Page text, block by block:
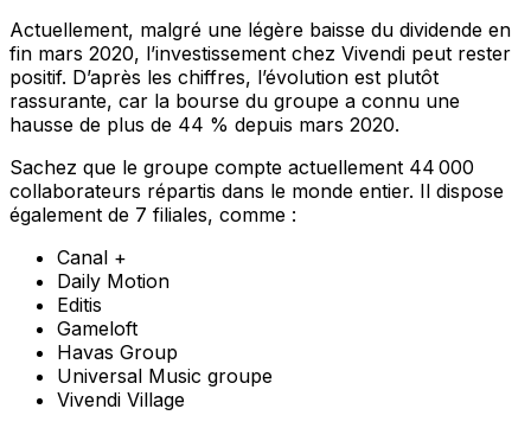
Actuellement, malgré une légère baisse du dividende en
fin mars 2020, l’investissement chez Vivendi peut rester
positif. D’après les chiffres, l’évolution est plutôt
rassurante, car la bourse du groupe a connu une
hausse de plus de 44 % depuis mars 2020.
Sachez que le groupe compte actuellement 44 000
collaborateurs répartis dans le monde entier. Il dispose
également de 7 filiales, comme :
Canal +
Daily Motion
Editis
Gameloft
Havas Group
Universal Music groupe
Vivendi Village